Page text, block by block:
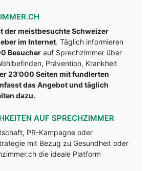
der meistbesuchte Schweizer
im Internet. Täglich informieren
Besucher auf Sprechzimmer über
Prävention, Krankheit
23'000 Seiten mit fundlerten
das Angebot und täglich
dazu.
AUF SPRECHZIMMER
PR-Kampagne oder
mit Bezug zu Gesundheit oder
die ideale Platform